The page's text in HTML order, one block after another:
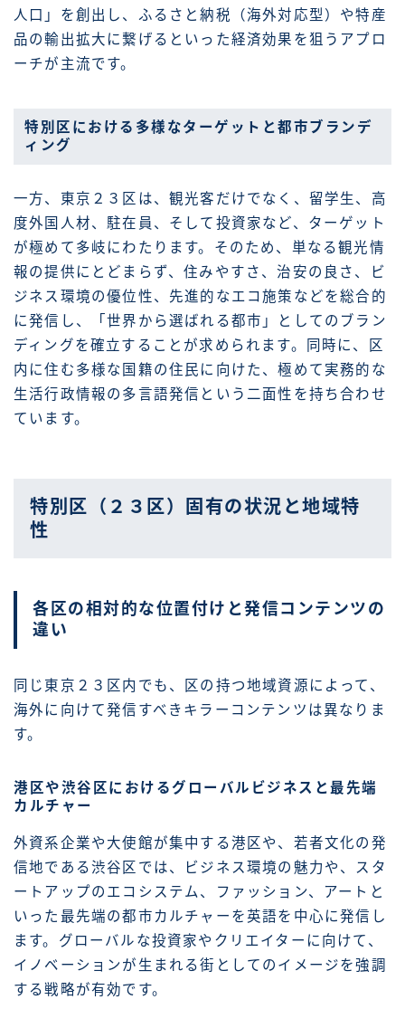
人口」を創出し、ふるさと納税（海外対応型）や特産
品の輸出拡大に繋げるといった経済効果を狙うアプロ
ーチが主流です。
特別区における多様なターゲットと都市ブランデ
ィング
一方、東京２３区は、観光客だけでなく、留学生、高
度外国人材、駐在員、そして投資家など、ターゲット
が極めて多岐にわたります。そのため、単なる観光情
報の提供にとどまらず、住みやすさ、治安の良さ、ビ
ジネス環境の優位性、先進的なエコ施策などを総合的
に発信し、「世界から選ばれる都市」としてのブラン
ディングを確立することが求められます。同時に、区
内に住む多様な国籍の住民に向けた、極めて実務的な
生活行政情報の多言語発信という二面性を持ち合わせ
ています。
特別区（２３区）固有の状況と地域特
性
各区の相対的な位置付けと発信コンテンツの
違い
同じ東京２３区内でも、区の持つ地域資源によって、
海外に向けて発信すべきキラーコンテンツは異なりま
す。
港区や渋谷区におけるグローバルビジネスと最先端
カルチャー
外資系企業や大使館が集中する港区や、若者文化の発
信地である渋谷区では、ビジネス環境の魅力や、スタ
ートアップのエコシステム、ファッション、アートと
いった最先端の都市カルチャーを英語を中心に発信し
ます。グローバルな投資家やクリエイターに向けて、
イノベーションが生まれる街としてのイメージを強調
する戦略が有効です。